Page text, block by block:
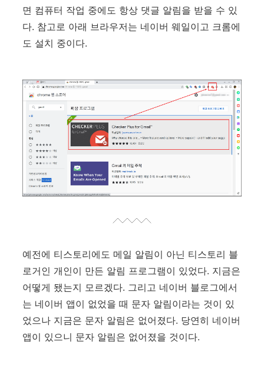
면 컴퓨터 작업 중에도 항상 댓글 알림을 받을 수 있
다. 참고로 아래 브라우저는 네이버 웨일이고 크롬에
도 설치 중이다.
예전에 티스토리에도 메일 알림이 아닌 티스토리 블
로거인 개인이 만든 알림 프로그램이 있었다. 지금은
어떻게 됐는지 모르겠다. 그리고 네이버 블로그에서
는 네이버 앱이 없었을 때 문자 알림이라는 것이 있
었으나 지금은 문자 알림은 없어졌다. 당연히 네이버
앱이 있으니 문자 알림은 없어졌을 것이다.